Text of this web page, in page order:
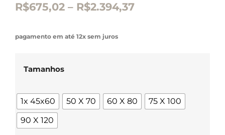
R$675,02 – R$2.394,37
pagamento em até 12x sem juros
Tamanhos
1x 45x60 50 X 70 60 X 80
75 X 100
90 X 120